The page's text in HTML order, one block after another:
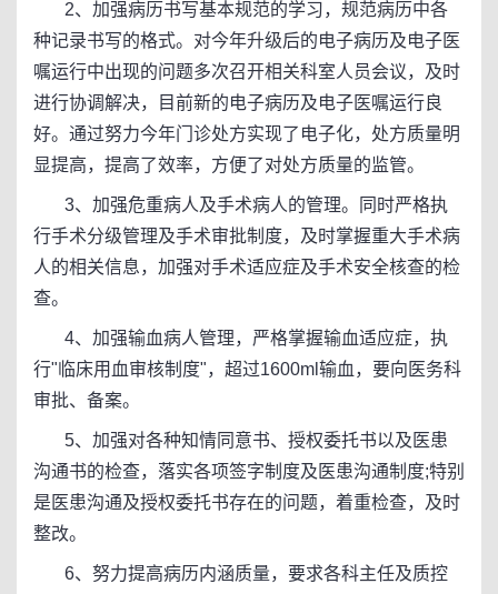
2、加强病历书写基本规范的学习，规范病历中各
种记录书写的格式。对今年升级后的电子病历及电子医
嘱运行中出现的问题多次召开相关科室人员会议，及时
进行协调解决，目前新的电子病历及电子医嘱运行良
好。通过努力今年门诊处方实现了电子化，处方质量明
显提高，提高了效率，方便了对处方质量的监管。
3、加强危重病人及手术病人的管理。同时严格执
行手术分级管理及手术审批制度，及时掌握重大手术病
人的相关信息，加强对手术适应症及手术安全核查的检
查。
4、加强输血病人管理，严格掌握输血适应症，执
行"临床用血审核制度"，超过1600ml输血，要向医务科
审批、备案。
5、加强对各种知情同意书、授权委托书以及医患
沟通书的检查，落实各项签字制度及医患沟通制度;特别
是医患沟通及授权委托书存在的问题，着重检查，及时
整改。
6、努力提高病历内涵质量，要求各科主任及质控